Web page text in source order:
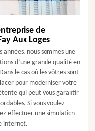
de
Aux Loges
années, nous sommes une
d’une grande qualité en
le cas où les vôtres sont
pour moderniser votre
qui peut vous garantir
Si vous voulez
effectuer une simulation
internet.